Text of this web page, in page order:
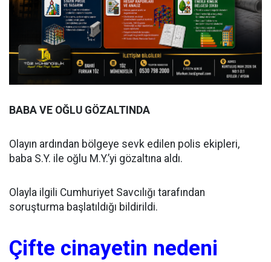
BABA VE OĞLU GÖZALTINDA
Olayın ardından bölgeye sevk edilen polis ekipleri,
baba S.Y. ile oğlu M.Y.’yi gözaltına aldı.
Olayla ilgili Cumhuriyet Savcılığı tarafından
soruşturma başlatıldığı bildirildi.
Çifte cinayetin nedeni